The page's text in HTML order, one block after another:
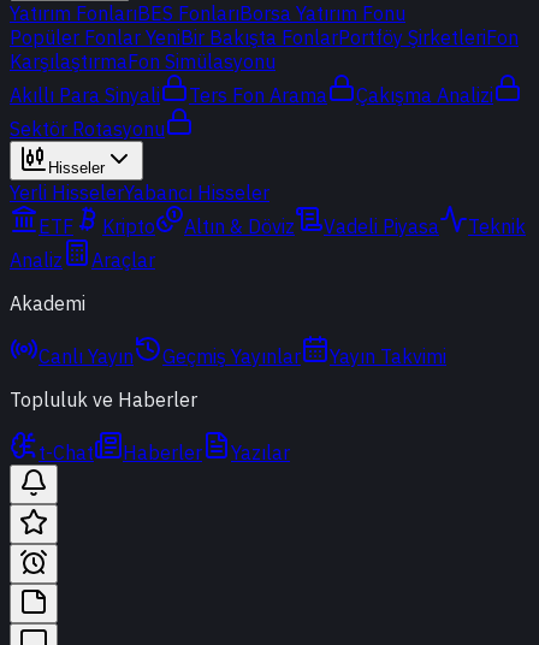
Yatırım FonlarıBES FonlarıBorsa Yatırım Fonu
Popüler Fonlar YeniBir Bakışta FonlarPortföy ŞirketleriFon
KarşılaştırmaFon Simülasyonu
Akıllı Para Sinyali
Ters Fon Arama
Çakışma Analizi
Sektör Rotasyonu
Hisseler
Yerli HisselerYabancı Hisseler
ETF
Kripto Altın & Döviz Vadeli Piyasa
Teknik
Analiz
Araçlar
Akademi
Canlı Yayın Geçmiş Yayınlar
Yayın Takvimi
Topluluk ve Haberler
t-Chat Haberler Yazılar